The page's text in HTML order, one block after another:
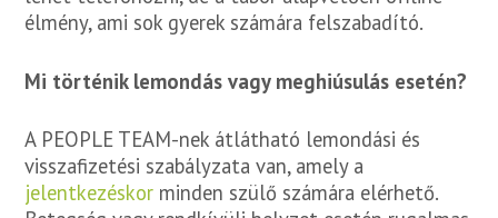
élmény, ami sok gyerek számára felszabadító.
Mi történik lemondás vagy meghiúsulás esetén?
A PEOPLE TEAM-nek átlátható lemondási és
visszafizetési szabályzata van, amely a
jelentkezéskor minden szülő számára elérhető.